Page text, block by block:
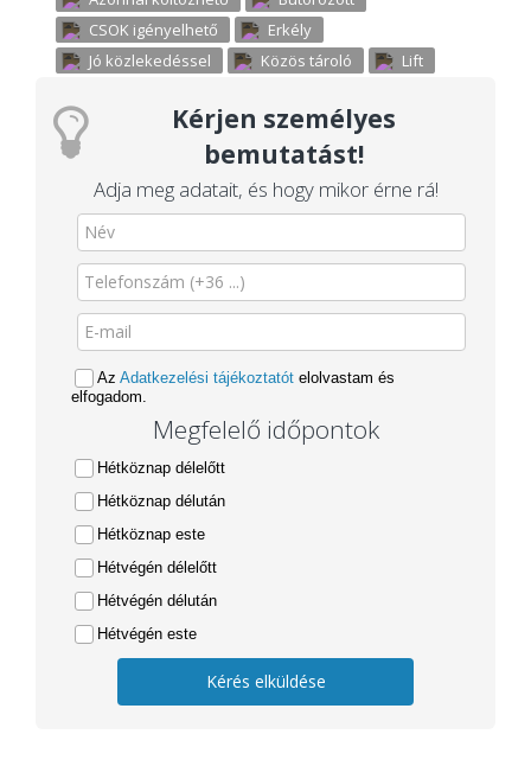
CSOK igényelhető
Erkély
Jó közlekedéssel
Közös tároló Lift
Kérjen személyes
bemutatást!
Adja meg adatait, és hogy mikor érne rá!
Az Adatkezelési tájékoztatót elolvastam és
elfogadom.
Megfelelő időpontok
Hétköznap délelőtt
Hétköznap délután
Hétköznap este
Hétvégén délelőtt
Hétvégén délután
Hétvégén este
Kérés elküldése